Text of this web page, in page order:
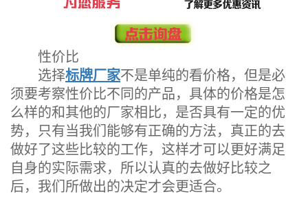
性价比
选择标牌厂家不是单纯的看价格，但是必
须要考察性价比不同的产品，具体的价格是怎
么样的和其他的厂家相比，是否具有一定的优
势，只有当我们能够有正确的方法，真正的去
做好了这些比较的工作，这样才可以更好满足
自身的实际需求，所以认真的去做好比较之
后，我们所做出的决定才会更适合。